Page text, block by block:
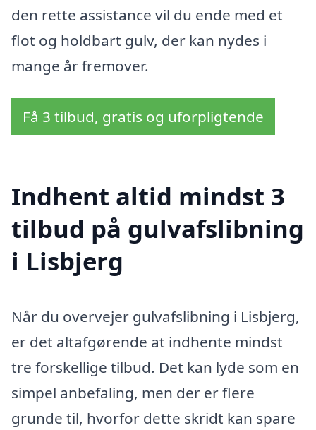
den rette assistance vil du ende med et
flot og holdbart gulv, der kan nydes i
mange år fremover.
Få 3 tilbud, gratis og uforpligtende
Indhent altid mindst 3
tilbud på gulvafslibning
i Lisbjerg
Når du overvejer gulvafslibning i Lisbjerg,
er det altafgørende at indhente mindst
tre forskellige tilbud. Det kan lyde som en
simpel anbefaling, men der er flere
grunde til, hvorfor dette skridt kan spare